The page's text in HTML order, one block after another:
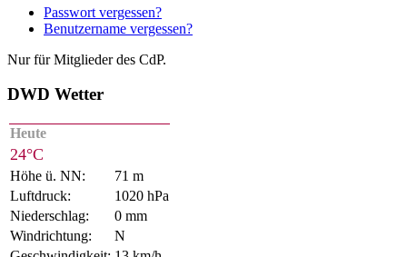
Passwort vergessen?
Benutzername vergessen?
Nur für Mitglieder des CdP.
DWD Wetter
Heute
24°C
Höhe ü. NN:
71 m
Luftdruck:
1020 hPa
Niederschlag:
0 mm
Windrichtung:
N